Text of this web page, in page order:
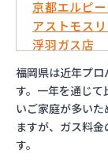
京都エルピ
アストモス
浮羽ガス店
イワタニ九
イワタニ九
イワタニ九
イワタニ九
福岡県は近年プ
す。一年を通じ
いご家庭が多い
ますが、ガス料
す。